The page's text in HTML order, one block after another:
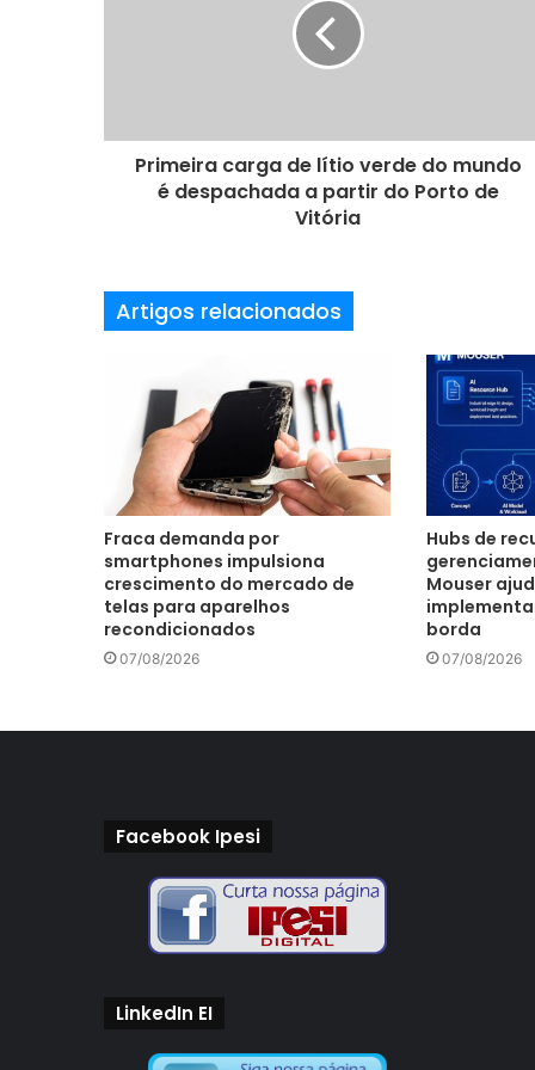
o
i
l
Primeira carga de lítio verde do mundo
é despachada a partir do Porto de
Vitória
Artigos relacionados
Fraca demanda por
smartphones impulsiona
crescimento do mercado de
telas para aparelhos
recondicionados
07/08/2026
Hubs de
Mouser
borda
07/08/2026
Facebook Ipesi
LinkedIn EI